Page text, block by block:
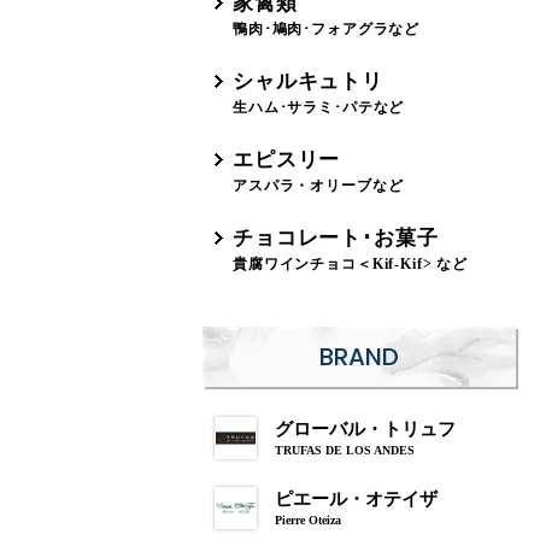
鴨肉･鳩肉･フォアグラなど
シャルキュトリ
生ハム･サラミ･パテなど
エピスリー
アスパラ・オリーブなど
チョコレート･お菓子
貴腐ワインチョコ＜Kif-Kif> など
BRAND
グローバル・トリュフ
TRUFAS DE LOS ANDES
ピエール・オテイザ
Pierre Oteiza